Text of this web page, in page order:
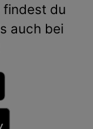
findest du
auch bei